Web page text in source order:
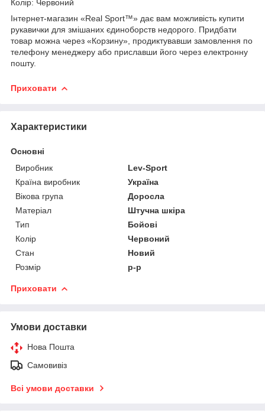
Колір: Червоний
Інтернет-магазин «Real Sport™» дає вам можливість купити
рукавички для змішаних єдиноборств недорого. Придбати
товар можна через «Корзину», продиктувавши замовлення по
телефону менеджеру або приславши його через електронну
пошту.
Приховати
Характеристики
Основні
Виробник
Lev-Sport
Країна виробник
Україна
Вікова група
Доросла
Матеріал
Штучна шкіра
Тип
Бойові
Колір
Червоний
Стан
Новий
Розмір
р-р
Приховати
Умови доставки
Нова Пошта
Самовивіз
Всі умови доставки